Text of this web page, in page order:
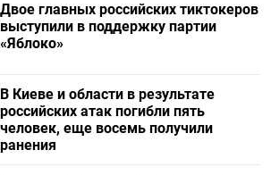
Двое главных российских тиктокеров
выступили в поддержку партии
«Яблоко»
В Киеве и области в результате
российских атак погибли пять
человек, еще восемь получили
ранения